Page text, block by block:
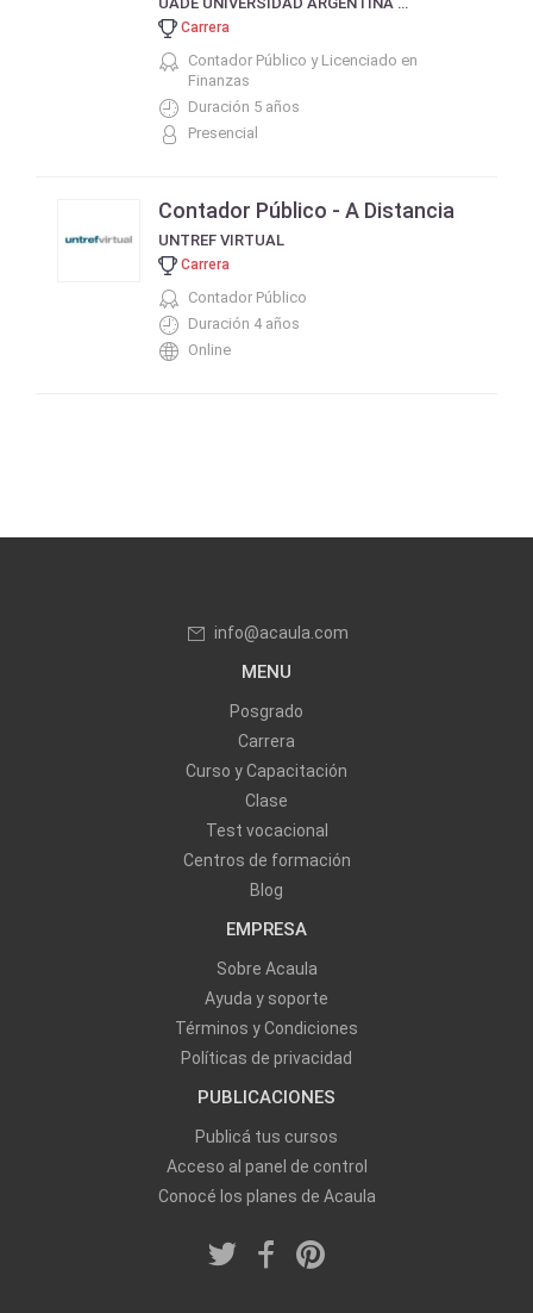
Carrera
Contador Público y Licenciado en
Finanzas
Duración 5 años
Presencial
Contador Público - A Distancia
UNTREF VIRTUAL
Carrera
Contador Público
Duración 4 años
Online
info@acaula.com
MENU
Posgrado
Carrera
Curso y Capacitación
Clase
Test vocacional
Centros de formación
Blog
EMPRESA
Sobre Acaula
Ayuda y soporte
Términos y Condiciones
Políticas de privacidad
PUBLICACIONES
Publicá tus cursos
Acceso al panel de control
Conocé los planes de Acaula